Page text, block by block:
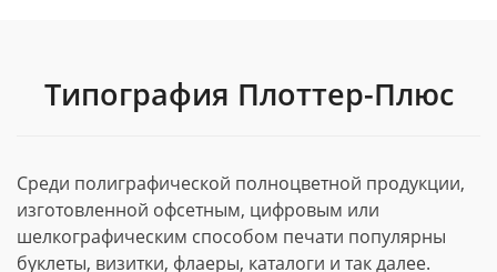
Типография Плоттер-Плюс
Среди полиграфической полноцветной продукции,
изготовленной офсетным, цифровым или
шелкографическим способом печати популярны
буклеты, визитки, флаеры, каталоги и так далее.